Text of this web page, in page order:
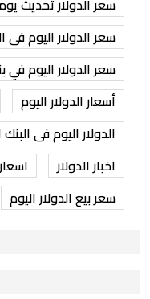
سعر الدولار اليوم فى
سعر الدولار اليوم
أسعار الدولار اليوم
الدولار اليوم فى
اخبار الدولار
سعر بيع الدولار اليوم